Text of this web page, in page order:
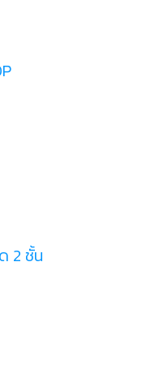
2 ชั้น